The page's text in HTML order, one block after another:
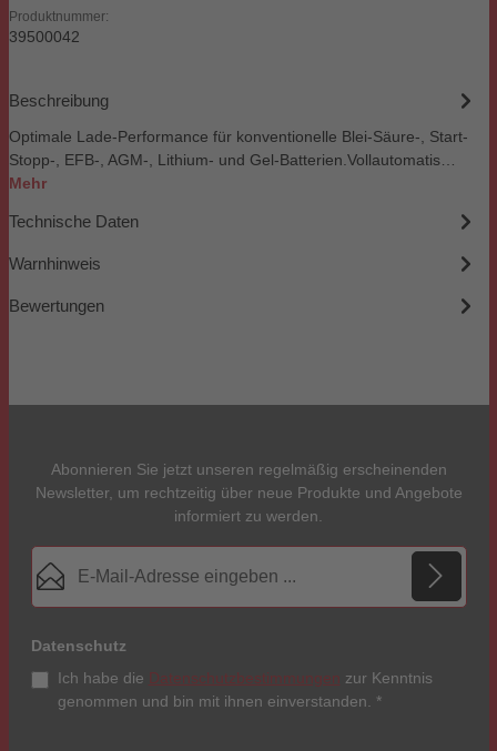
Produktnummer:
39500042
Beschreibung
Optimale Lade-Performance für konventionelle Blei-Säure-, Start-
Stopp-, EFB-, AGM-, Lithium- und Gel-Batterien.Vollautomatis…
Mehr
Technische Daten
Warnhinweis
Bewertungen
Abonnieren Sie jetzt unseren regelmäßig erscheinenden
Newsletter, um rechtzeitig über neue Produkte und Angebote
informiert zu werden.
E-Mail-Adresse*
Datenschutz
Ich habe die Datenschutzbestimmungen zur Kenntnis
genommen und bin mit ihnen einverstanden. *